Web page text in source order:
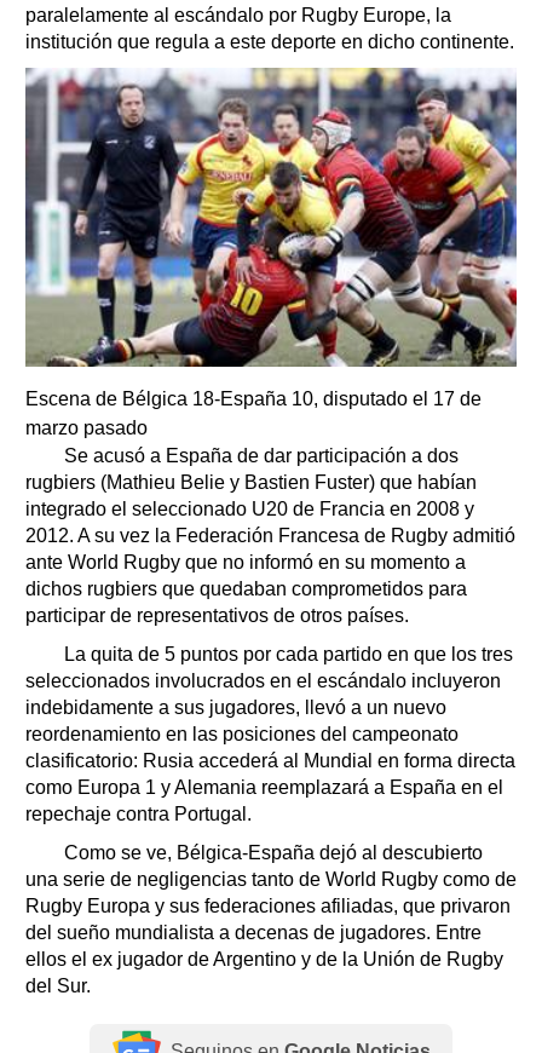
paralelamente al escándalo por Rugby Europe, la
institución que regula a este deporte en dicho continente.
Escena de Bélgica 18-España 10, disputado el 17 de
marzo pasado
Se acusó a España de dar participación a dos
rugbiers (Mathieu Belie y Bastien Fuster) que habían
integrado el seleccionado U20 de Francia en 2008 y
2012. A su vez la Federación Francesa de Rugby admitió
ante World Rugby que no informó en su momento a
dichos rugbiers que quedaban comprometidos para
participar de representativos de otros países.
La quita de 5 puntos por cada partido en que los tres
seleccionados involucrados en el escándalo incluyeron
indebidamente a sus jugadores, llevó a un nuevo
reordenamiento en las posiciones del campeonato
clasificatorio: Rusia accederá al Mundial en forma directa
como Europa 1 y Alemania reemplazará a España en el
repechaje contra Portugal.
Como se ve, Bélgica-España dejó al descubierto
una serie de negligencias tanto de World Rugby como de
Rugby Europa y sus federaciones afiliadas, que privaron
del sueño mundialista a decenas de jugadores. Entre
ellos el ex jugador de Argentino y de la Unión de Rugby
del Sur.